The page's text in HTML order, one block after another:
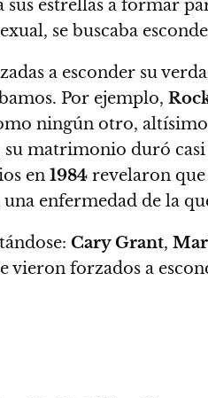
estrellas a formar
se buscaba
a esconder su
. Por ejemplo,
ningún otro,
matrimonio duró casi
en 1984 revelaron que
enfermedad de la
Cary Grant,
vieron forzados a